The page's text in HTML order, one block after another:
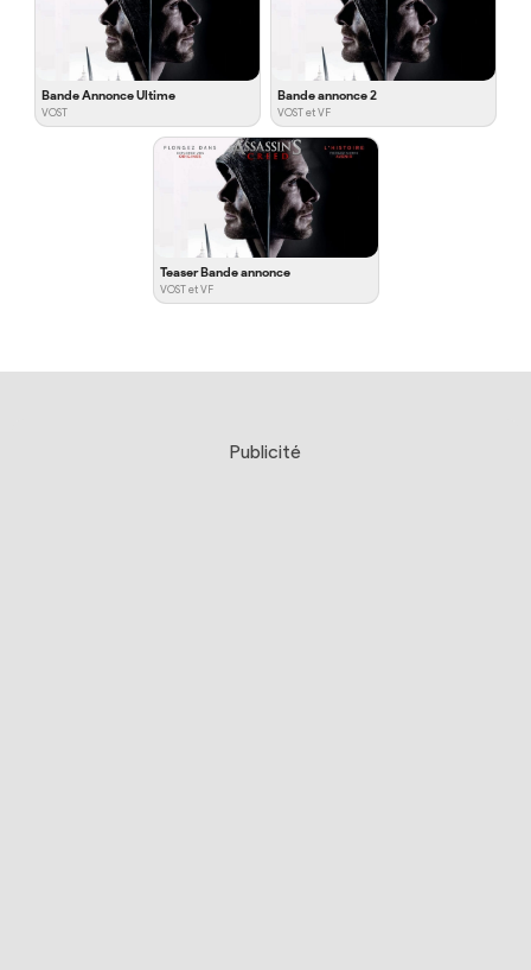
Bande Annonce Ultime
VOST
Bande annonce 2
VOST et VF
Teaser Bande annonce
VOST et VF
Publicité